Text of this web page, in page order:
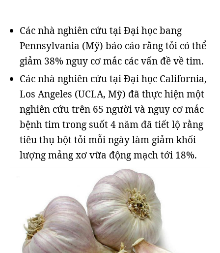
Các nhà nghiên cứu tại Đại học bang
Pennsylvania (Mỹ) báo cáo rằng tỏi có thể
giảm 38% nguy cơ mắc các vấn đề về tim.
Các nhà nghiên cứu tại Đại học California,
Los Angeles (UCLA, Mỹ) đã thực hiện một
nghiên cứu trên 65 người và nguy cơ mắc
bệnh tim trong suốt 4 năm đã tiết lộ rằng
tiêu thụ bột tỏi mỗi ngày làm giảm khối
lượng mảng xơ vữa động mạch tới 18%.